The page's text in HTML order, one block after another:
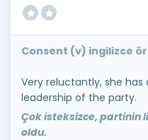
Consent (v) ingilizce
Very reluctantly, she
leadership of the party.
Çok isteksizce, partinin
oldu.